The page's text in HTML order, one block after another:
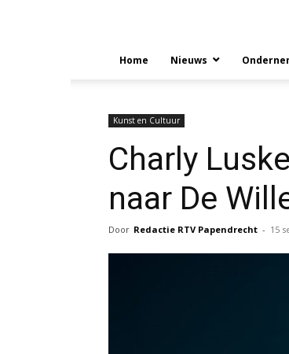
Home Nieuws
Kunst en Cultuur
Charly
naar De
Door Redactie RTV Papendrecht - 15